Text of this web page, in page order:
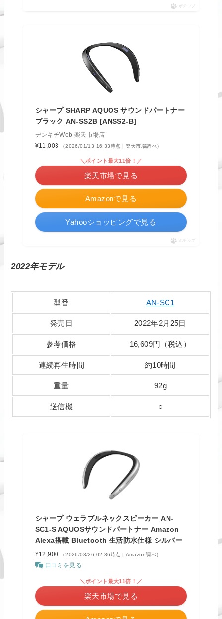
ポチップ
シャープ SHARP AQUOS サウンドパートナー
ブラック AN-SS2B [ANSS2-B]
デンキチWeb 楽天市場店
¥11,003
（2026/01/13 16:33時点 | 楽天市場調べ）
Amazonで見る
＼ポイント最大11倍！／
楽天市場で見る
Yahooショッピングで見る
ポチップ
2022年モデル
型番 AN-SC1
発売日 2022年2月25日
参考価格 16,609円（税込）
連続再生時間 約10時間
重量 92g
送信機 ○
シャープ ウェラブルネックスピーカー AN-
SC1-S AQUOSサウンドパートナー Amazon
Alexa搭載 Bluetooth 生活防水仕様 シルバー
¥12,900 （2026/03/26 02:36時点 | Amazon調べ）
口コミを見る
＼ポイント最大11倍！／
楽天市場で見る